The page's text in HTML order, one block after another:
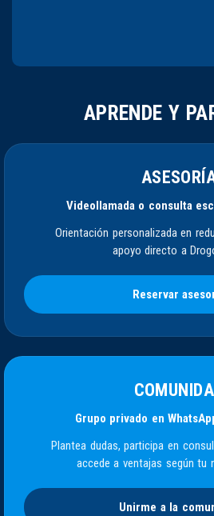
APRENDE Y
Videollamada o consulta
Orientación personalizada en
apoyo directo a
Reservar
Grupo privado en
Plantea dudas, participa en
accede a ventajas según tu
Unirme a la